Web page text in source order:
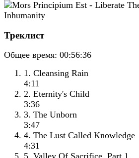
Треклист
Общее время: 00:56:36
1. Cleansing Rain
4:11
2. Eternity's Child
3:36
3. The Unborn
3:47
4. The Lust Called Knowledge
4:31